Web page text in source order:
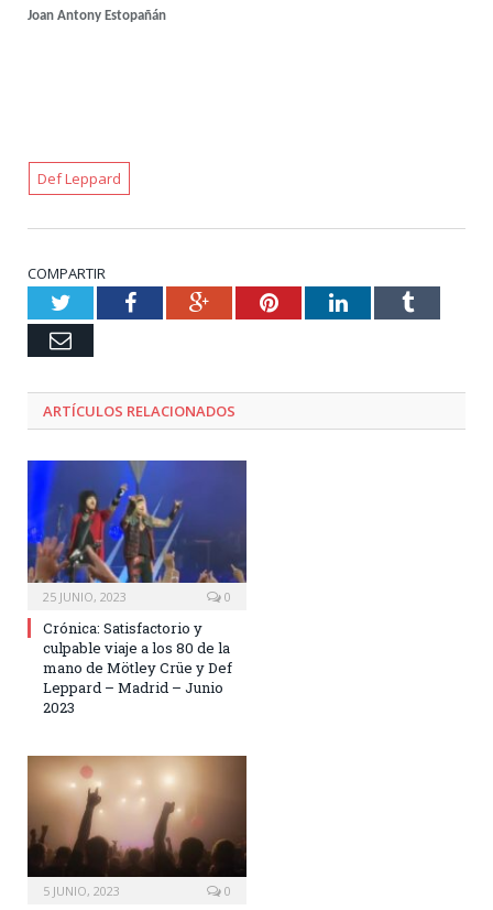
Joan Antony Estopañán
Def Leppard
COMPARTIR
TwitterFacebookGoogle+PinterestLinkedInTumblr
Email
ARTÍCULOS RELACIONADOS
25 JUNIO, 2023 0
Crónica: Satisfactorio y
culpable viaje a los 80 de la
mano de Mötley Crüe y Def
Leppard – Madrid – Junio
2023
5 JUNIO, 2023 0